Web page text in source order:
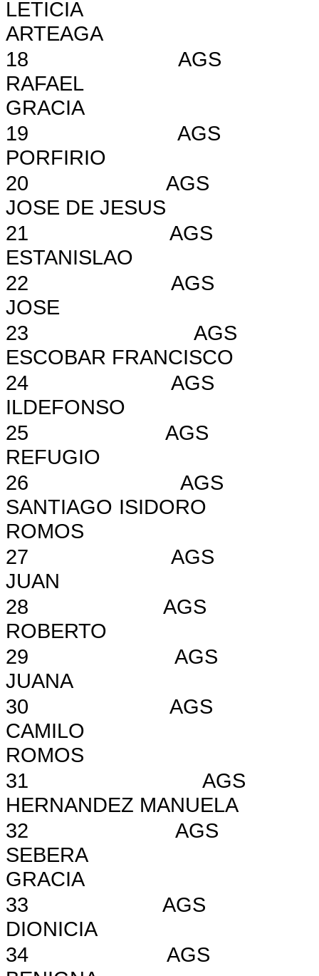
LETICIA
ARTEAGA
18AGS
RAFAEL
GRACIA
19 AGS
PORFIRIO
20 AGS
JOSE DE JESUS
21 AGS
ESTANISLAO
22AGS
JOSE
23 AGS
ESCOBAR FRANCISCO
24AGS
ILDEFONSO
25AGS
REFUGIO
26 AGS
SANTIAGO ISIDORO
ROMOS
27AGS
JUAN
28AGS
ROBERTO
29 AGS
JUANA
30 AGS
CAMILO
ROMOS
31 AGS
HERNANDEZ MANUELA
32AGS
SEBERA
GRACIA
33 AGS
DIONICIA
34AGS